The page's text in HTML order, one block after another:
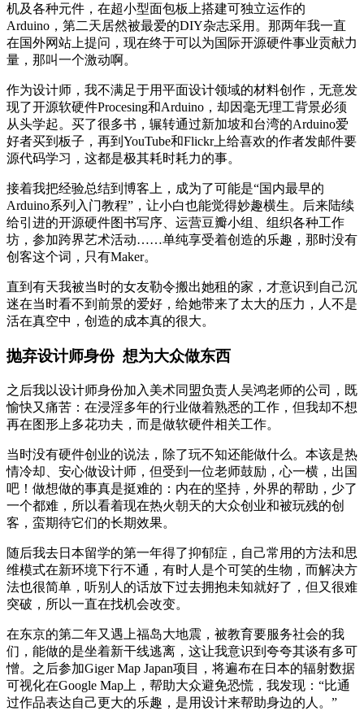
机及各种元件，在超小型面包板上搭建可独立运作的
Arduino，第二天居然被最爱的DIY杂志采用。那两年我一直
在国外网站上提问，现在终于可以为国际开源硬件事业贡献力
量，那叫一个激动啊。
作为设计师，我不满足于用平面设计领域的材料创作，无意发
现了开源软硬件Procesing和Arduino，却因毫无理工背景必须
从头学起。买了很多书，辗转通过新加坡和台湾的Arduino爱
好者买到板子，再到YouTube和Flickr上给喜欢的作者发邮件要
源代码学习，这都是极其耗时耗力的事。
接着我把经验总结到博客上，成为了可能是“国内最早的
Arduino系列入门教程”，让小白也能觉得妙趣横生。后来陆续
给引进的开源硬件图书写序、运营豆瓣小组、组织各种工作
坊，参加跨界艺术活动……单纯享受着创造的乐趣，那时没有
创客这个词，只有Maker。
直到有天我被当时的女友勒令搬出她租的家，才意识到自己沉
迷在当时看不到前景的爱好，给她带来了太大的压力，人不是
活在真空中，创造的成本真的很大。
抛弃设计师身份 想为大众做东西
之后我以设计师身份加入美术同盟负责人吴鸿老师的公司，既
愉快又痛苦：在浸淫多年的行业做着熟悉的工作，但我却不想
再在图形上多花功夫，而是做软硬件相关工作。
当时没有硬件创业的说法，除了玩不知还能做什么。本该是热
情冷却、安心做设计师，但受到一位老师鼓励，心一横，出国
吧！做想做的事真是挺难的：内在的坚持，外界的帮助，少了
一个都难，所以看着现在热火朝天的大众创业和被玩残的创
客，蛮期待它们的长期效果。
随后我去日本留学的第一年得了抑郁症，自己常用的方法和思
维模式在新环境下行不通，有时人是个可笑的生物，而解决方
法也很简单，听别人的话放下过去拥抱未知就好了，但又很难
突破，所以一直在找机会改变。
在东京的第二年又遇上福岛大地震，被教育要服务社会的我
们，能做的是坐着新干线逃离，这让我意识到夸夸其谈有多可
憎。之后参加Giger Map Japan项目，将遍布在日本的辐射数据
可视化在Google Map上，帮助大众避免恐慌，我发现：“比通
过作品表达自己更大的乐趣，是用设计来帮助身边的人。”